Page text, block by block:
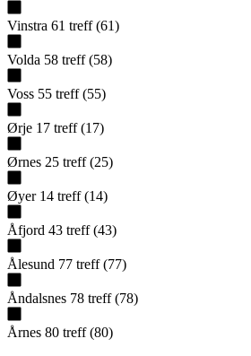
Vinstra 61 treff (61)
Volda 58 treff (58)
Voss 55 treff (55)
Ørje 17 treff (17)
Ørnes 25 treff (25)
Øyer 14 treff (14)
Åfjord 43 treff (43)
Ålesund 77 treff (77)
Åndalsnes 78 treff (78)
Årnes 80 treff (80)